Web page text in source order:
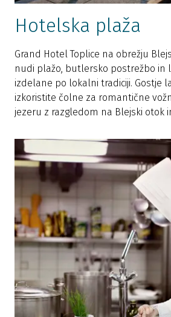
Hotelska plaža
Grand Hotel Toplice na obrežju
nudi plažo, butlersko postrežbo in
izdelane po lokalni tradiciji. Gostje
izkoristite čolne za romantične
jezeru z razgledom na Blejski otok